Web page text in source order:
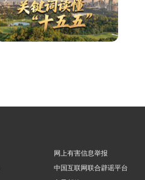
网上有害信息举报
中国互联网联合辟谣平台